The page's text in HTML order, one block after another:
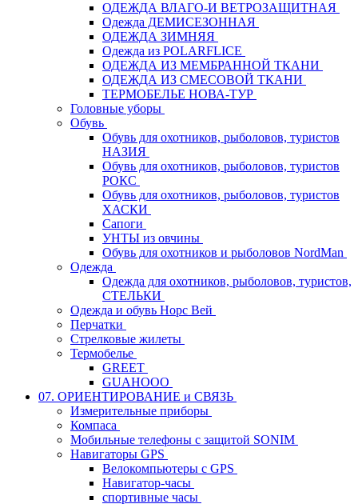
ОДЕЖДА ВЛАГО-И ВЕТРОЗАЩИТНАЯ
Одежда ДЕМИСЕЗОННАЯ
ОДЕЖДА ЗИМНЯЯ
Одежда из POLARFLICE
ОДЕЖДА ИЗ МЕМБРАННОЙ ТКАНИ
ОДЕЖДА ИЗ СМЕСОВОЙ ТКАНИ
ТЕРМОБЕЛЬЕ НОВА-ТУР
Головные уборы
Обувь
Обувь для охотников, рыболовов, туристов
НАЗИЯ
Обувь для охотников, рыболовов, туристов
РОКС
Обувь для охотников, рыболовов, туристов
ХАСКИ
Сапоги
УНТЫ из овчины
Обувь для охотников и рыболовов NordMan
Одежда
Одежда для охотников, рыболовов, туристов,
СТЕЛЬКИ
Одежда и обувь Норс Вей
Перчатки
Стрелковые жилеты
Термобелье
GREET
GUAHOOO
07. ОРИЕНТИРОВАНИЕ и СВЯЗЬ
Измерительные приборы
Компаса
Мобильные телефоны с защитой SONIM
Навигаторы GPS
Велокомпьютеры с GPS
Навигатор-часы
спортивные часы